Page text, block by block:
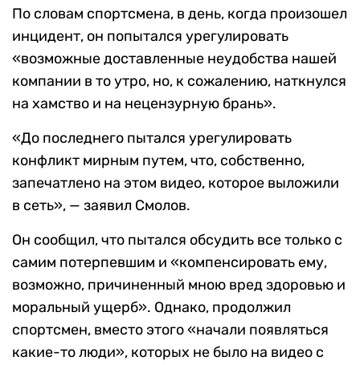
По словам спортсмена, в день, когда произошел
инцидент, он попытался урегулировать
«возможные доставленные неудобства нашей
компании в то утро, но, к сожалению, наткнулся
на хамство и на нецензурную брань».
«До последнего пытался урегулировать
конфликт мирным путем, что, собственно,
запечатлено на этом видео, которое выложили
в сеть», — заявил Смолов.
Он сообщил, что пытался обсудить все только с
самим потерпевшим и «компенсировать ему,
возможно, причиненный мною вред здоровью и
моральный ущерб». Однако, продолжил
спортсмен, вместо этого «начали появляться
какие-то люди», которых не было на видео с